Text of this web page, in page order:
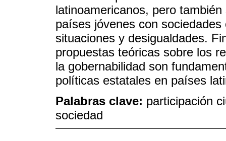
latinoamericanos, pero
países jóvenes con
situaciones y desigualdades.
propuestas teóricas sobre los
la gobernabilidad son
políticas estatales en países
Palabras clave: participación
sociedad